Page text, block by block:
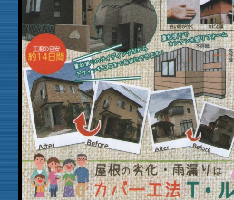
施工の流れ
スタッフ紹介
お知らせ
お役立ち情報